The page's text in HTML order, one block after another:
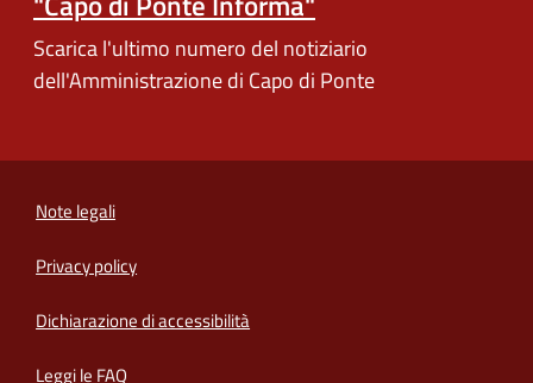
Scarica l'ultimo numero del notiziario
dell'Amministrazione di Capo di Ponte
Note legali
Privacy policy
Dichiarazione di accessibilità
Leggi le FAQ